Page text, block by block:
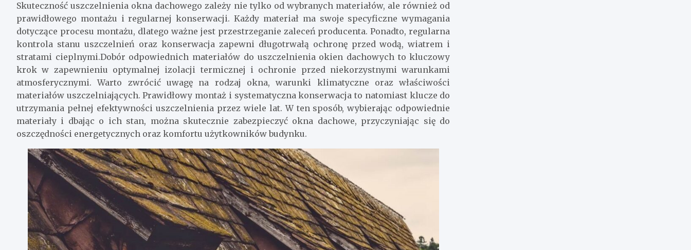
Skuteczność uszczelnienia okna dachowego zależy nie tylko od wybranych materiałów, ale również od
prawidłowego montażu i regularnej konserwacji. Każdy materiał ma swoje specyficzne wymagania
dotyczące procesu montażu, dlatego ważne jest przestrzeganie zaleceń producenta. Ponadto, regularna
kontrola stanu uszczelnień oraz konserwacja zapewni długotrwałą ochronę przed wodą, wiatrem i
stratami cieplnymi.Dobór odpowiednich materiałów do uszczelnienia okien dachowych to kluczowy
krok w zapewnieniu optymalnej izolacji termicznej i ochronie przed niekorzystnymi warunkami
atmosferycznymi. Warto zwrócić uwagę na rodzaj okna, warunki klimatyczne oraz właściwości
materiałów uszczelniających. Prawidłowy montaż i systematyczna konserwacja to natomiast klucze do
utrzymania pełnej efektywności uszczelnienia przez wiele lat. W ten sposób, wybierając odpowiednie
materiały i dbając o ich stan, można skutecznie zabezpieczyć okna dachowe, przyczyniając się do
oszczędności energetycznych oraz komfortu użytkowników budynku.